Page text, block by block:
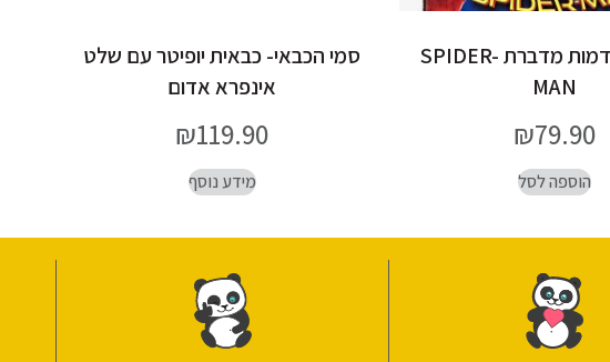
ספיידרמן דמות מדברת SPIDER-
MAN
₪79.90
הוספה לסל
סמי הכבאי- כבאית יופיטר עם שלט
אינפרא אדום
₪119.90
מידע נוסף